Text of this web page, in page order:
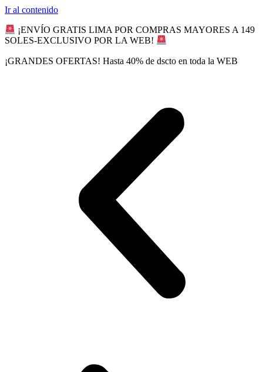
Ir al contenido
¡ENVÍO GRATIS LIMA POR COMPRAS MAYORES A 149
SOLES-EXCLUSIVO POR LA WEB!
¡GRANDES OFERTAS! Hasta 40% de dscto en toda la WEB